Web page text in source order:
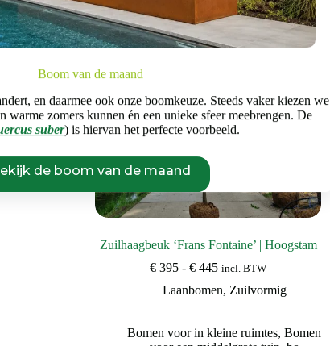
Boom van de maand
en daarmee ook onze boomkeuze. Steeds vaker kiezen we
warme zomers kunnen én een unieke sfeer meebrengen. De
suber) is hiervan het perfecte voorbeeld.
de boom van de maand
optie
gekozen
productpagina
Zuilhaagbeuk ‘Frans Fontaine’ | Hoogstam
€ 395 - € 445Prijsklasse:
tot
incl. BTW
Laanbomen, Zuilvormig
Bomen voor in kleine ruimtes,Bomen